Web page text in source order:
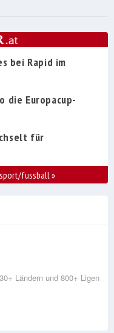
bei Rapid im
die Europacup-
für
sport/fussball»
Ländern und 800+ Ligen